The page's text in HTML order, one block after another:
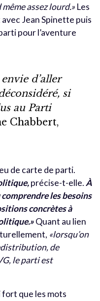
assez lourd.» Les
Jean Spinette puis
pour l’aventure
d’aller
si
au Parti
Chabbert,
de carte de parti.
précise-t-elle.À
comprendre les besoins
concrètes à
Quant au lien
«lorsqu’on
de
le parti est
que les mots